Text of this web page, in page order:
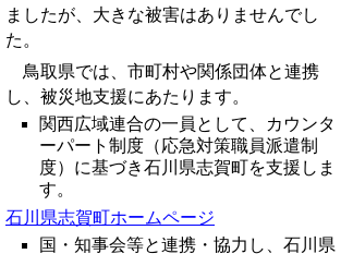
ましたが、大きな被害はありませんでし
た。
鳥取県では、市町村や関係団体と連携
し、被災地支援にあたります。
関西広域連合の一員として、カウンタ
ーパート制度（応急対策職員派遣制
度）に基づき石川県志賀町を支援しま
す。
石川県志賀町ホームページ
国・知事会等と連携・協力し、石川県